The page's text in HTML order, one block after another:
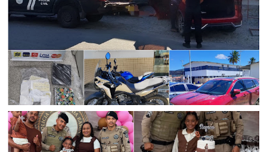
CURAÇÁ
Mulher suspeita de aplicar golpes que fez ao menos 25
vítimas idosas em Curaçá é presa pela Polícia Civil em
Senhor do Bonfim
POLICIAL
Polícia Civil prende suspeito de agiotagem e extorsão
com munições e veículos de luxo em Senhor do Bonfim